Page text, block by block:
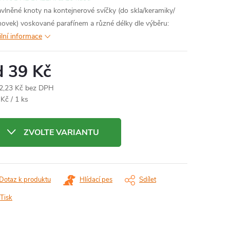
knoty na kontejnerové svíčky (do skla/keramiky/
voskované parafínem a různé délky dle výběru:
informace
39 Kč
Kč bez DPH
/ 1 ks
ZVOLTE VARIANTU
Tisk
Dotaz k produktu Hlídací pes Sdílet